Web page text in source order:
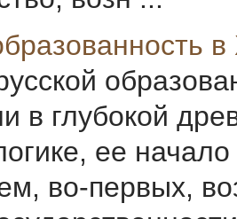
в глубокой
ее
во-первых,